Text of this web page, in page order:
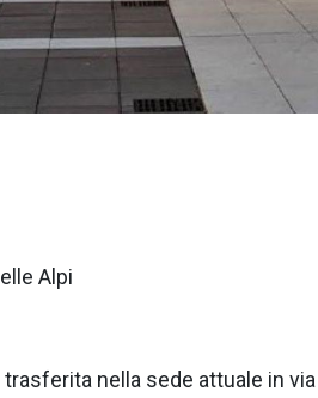
Alpi
nella sede attuale in via